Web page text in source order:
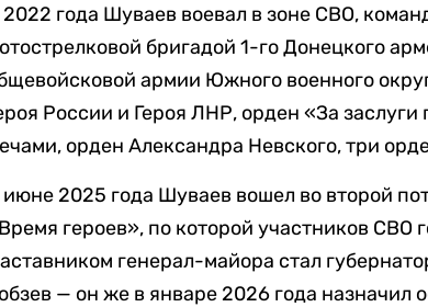
года Шуваев воевал в зоне СВО,
бригадой 1-го Донецкого
армии Южного военного
России и Героя ЛНР, орден «За
орден Александра Невского, три
2025 года Шуваев вошел во второй
героев», по которой участников СВО
генерал-майора стал
— он же в январе 2026 года назначил